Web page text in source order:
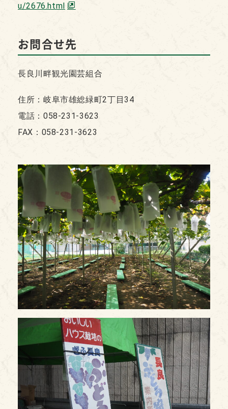
u/2676.html
お問合せ先
長良川畔観光園芸組合
住所：岐阜市雄総緑町2丁目34
電話：058-231-3623
FAX：058-231-3623